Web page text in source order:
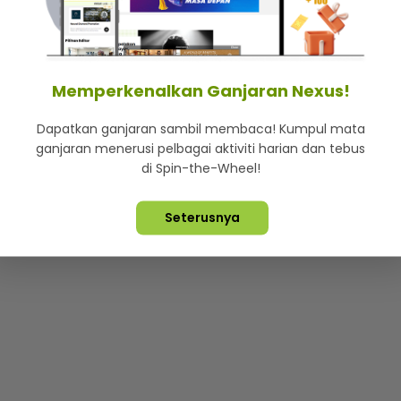
Lebih hot, viral dan sensasi
Terpelihara © 2026. Star Media Group Berhad [197101000523
Memperkenalkan Ganjaran Nexus!
Dapatkan ganjaran sambil membaca! Kumpul mata
ganjaran menerusi pelbagai aktiviti harian dan tebus
di Spin-the-Wheel!
Seterusnya